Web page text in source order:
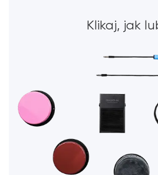
Klikaj, jak